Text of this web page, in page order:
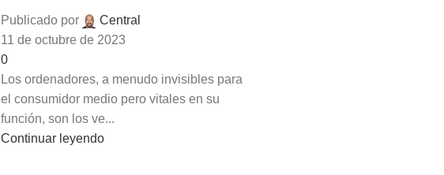
Publicado por
Central
11 de octubre de 2023
0
Los ordenadores, a menudo invisibles para
el consumidor medio pero vitales en su
función, son los ve...
Continuar leyendo